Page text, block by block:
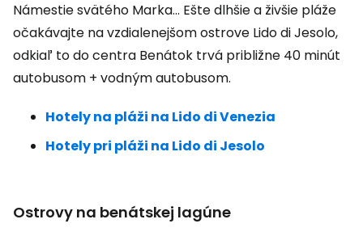
Námestie svätého Marka... Ešte dlhšie a živšie pláže
očakávajte na vzdialenejšom ostrove Lido di Jesolo,
odkiaľ to do centra Benátok trvá približne 40 minút
autobusom + vodným autobusom.
Hotely na pláži na Lido di Venezia
Hotely pri pláži na Lido di Jesolo
Ostrovy na benátskej lagúne